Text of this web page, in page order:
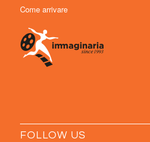
Come arrivare
FOLLOW US